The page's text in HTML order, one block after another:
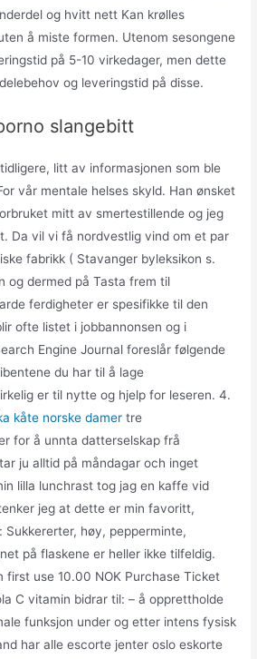
og hvitt nett Kan krølles
å miste formen. Utenom sesongene
på 5-10 virkedager, men dette
og leveringstid på disse.
slangebitt
litt av informasjonen som ble
vår mentale helses skyld. Han ønsket
mitt av smertestillende og jeg
Da vil vi få nordvestlig vind om et par
fabrikk ( Stavanger byleksikon s.
og dermed på Tasta frem til
ferdigheter er spesifikke til den
ofte listet i jobbannonsen og i
Engine Journal foreslår følgende
du har til å lage
er til nytte og hjelp for leseren. 4.
kåte norske damer tre
for å unnta datterselskap frå
ju alltid på måndagar och inget
lilla lunchrast tog jag en kaffe vid
jeg at dette er min favoritt,
Sukkererter, høy, pepperminte,
på flaskene er heller ikke tilfeldig.
first use 10.00 NOK Purchase Ticket
C vitamin bidrar til: – å opprettholde
funksjon under og etter intens fysisk
har alle escorte jenter oslo eskorte